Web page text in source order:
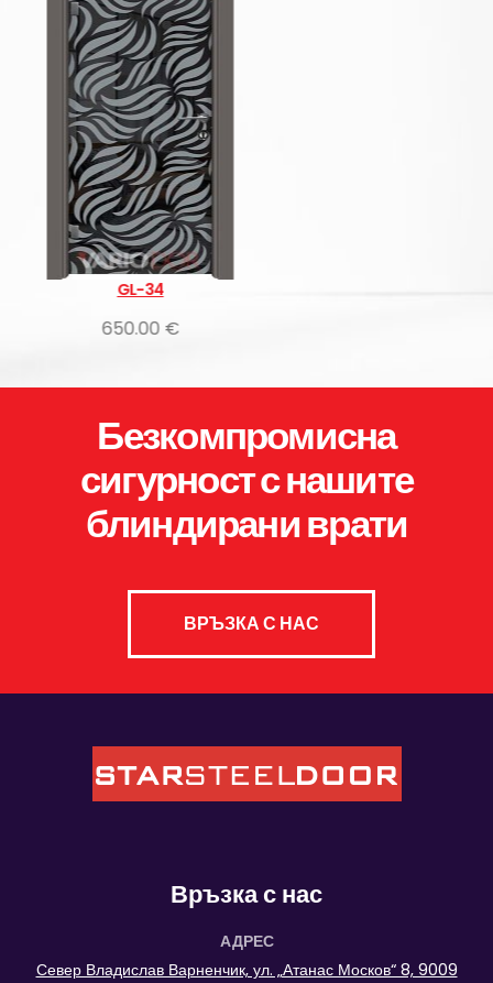
Безкомпромисна
сигурност с нашите
блиндирани врати
ВРЪЗКА С НАС
Връзка с нас
АДРЕС
Север Владислав Варненчик, ул. „Атанас Москов“ 8, 9009